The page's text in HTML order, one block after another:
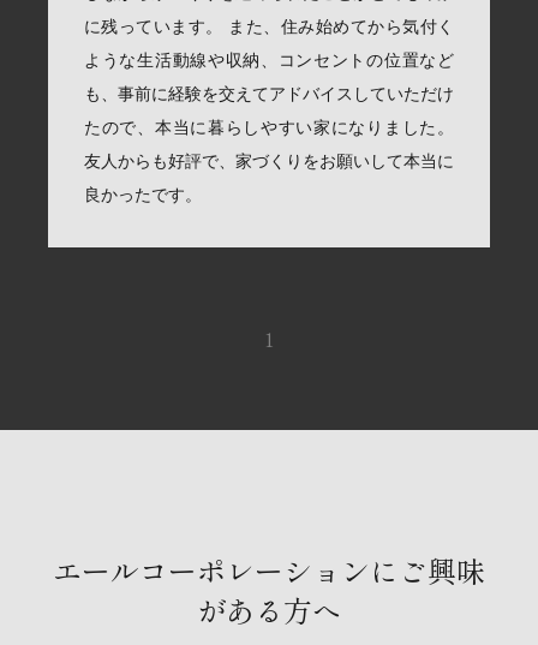
に残っています。 また、住み始めてから気付く
ような生活動線や収納、コンセントの位置など
も、事前に経験を交えてアドバイスしていただけ
たので、本当に暮らしやすい家になりました。
友人からも好評で、家づくりをお願いして本当に
良かったです。
1
エールコーポレーションにご興味
がある方へ